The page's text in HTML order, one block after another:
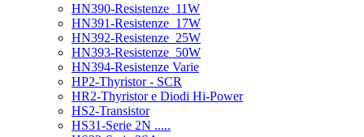
HN390-Resistenze_11W
HN391-Resistenze_17W
HN392-Resistenze_25W
HN393-Resistenze_50W
HN394-Resistenze Varie
HP2-Thyristor - SCR
HR2-Thyristor e Diodi Hi-Power
HS2-Transistor
HS31-Serie 2N .....